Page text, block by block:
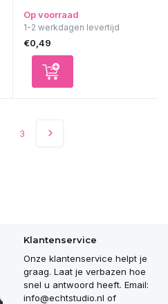
Op voorraad
1-2 werkdagen levertijd
€0,49
3
Klantenservice
Onze klantenservice helpt je
graag. Laat je verbazen hoe
snel u antwoord heeft. Email:
info@echtstudio.nl of